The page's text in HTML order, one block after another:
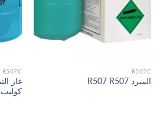
R507C
المبرد R507 R507
R507C
كوليب